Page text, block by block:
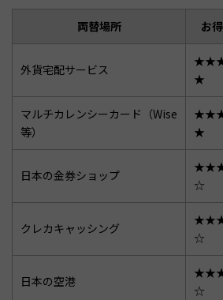
両替場所 お
外貨宅配サービス
★
マルチカレンシーカード（Wise
等）
★
日本の金券ショップ
☆
クレカキャッシング
☆
日本の空港
☆